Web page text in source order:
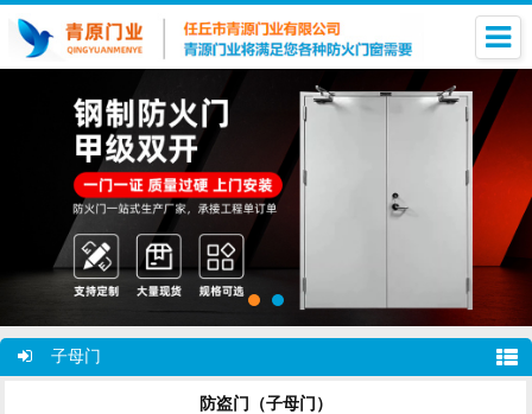
子母门
防盗门（子母门）